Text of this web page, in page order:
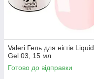
Valeri Гель для нігтів Liquid
Gel 03, 15 мл
Готово до відправки